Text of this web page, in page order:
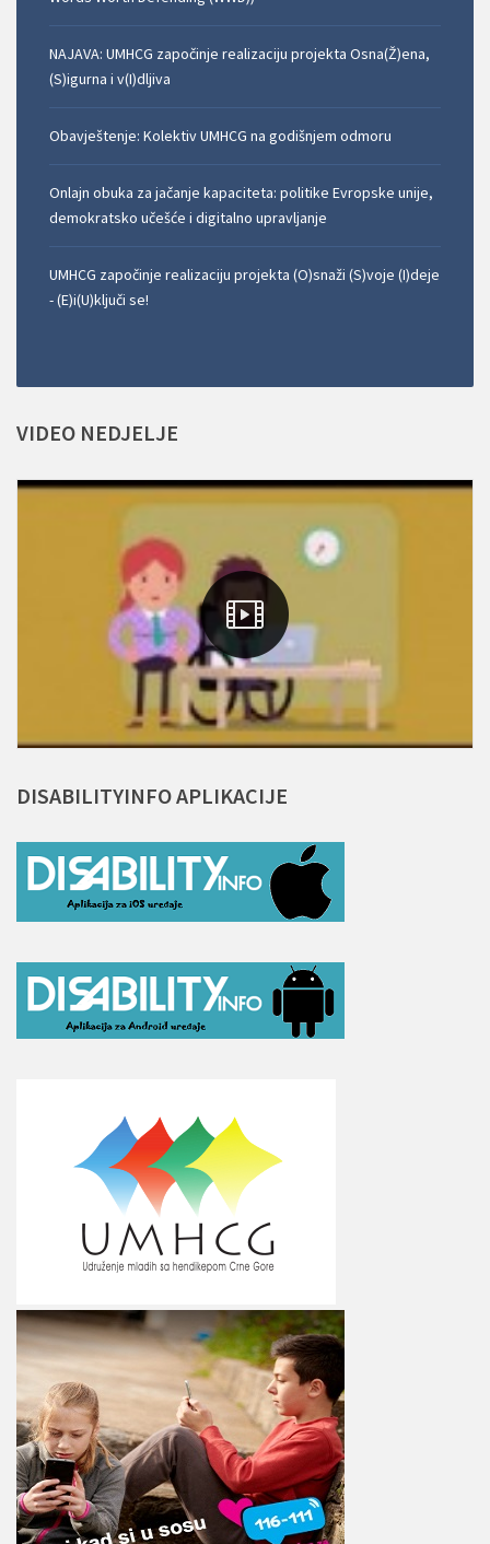
NAJAVA: UMHCG započinje realizaciju projekta Osna(Ž)ena,
(S)igurna i v(I)dljiva
Obavještenje: Kolektiv UMHCG na godišnjem odmoru
Onlajn obuka za jačanje kapaciteta: politike Evropske unije,
demokratsko učešće i digitalno upravljanje
UMHCG započinje realizaciju projekta (O)snaži (S)voje (I)deje
- (E)i(U)ključi se!
VIDEO NEDJELJE
DISABILITYINFOAPLIKACIJE